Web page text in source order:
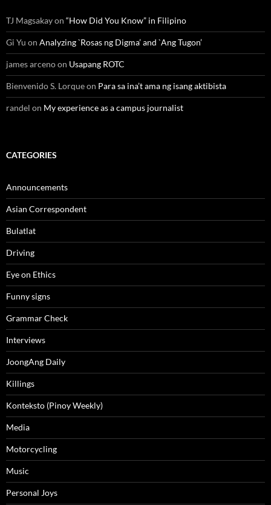
TJ Magsakayon “How Did You Know” in Filipino
Gi Yu on Analyzing `Rosas ng Digma’ and `Ang Tugon’
james arcenoon Usapang ROTC
Bienvenido S. Lorqueon Para sa ina’t ama ng isang aktibista
randel on My experience as a campus journalist
CATEGORIES
Announcements
Asian Correspondent
Bulatlat
Driving
Eye on Ethics
Funny signs
Grammar Check
Interviews
JoongAng Daily
Killings
Konteksto (Pinoy Weekly)
Media
Motorcycling
Music
Personal Joys